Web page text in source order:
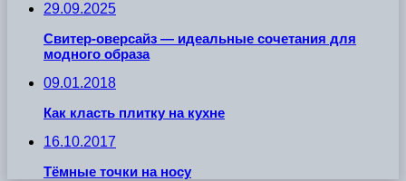
29.09.2025
Свитер-оверсайз — идеальные сочетания для
модного образа
09.01.2018
Как класть плитку на кухне
16.10.2017
Тёмные точки на носу